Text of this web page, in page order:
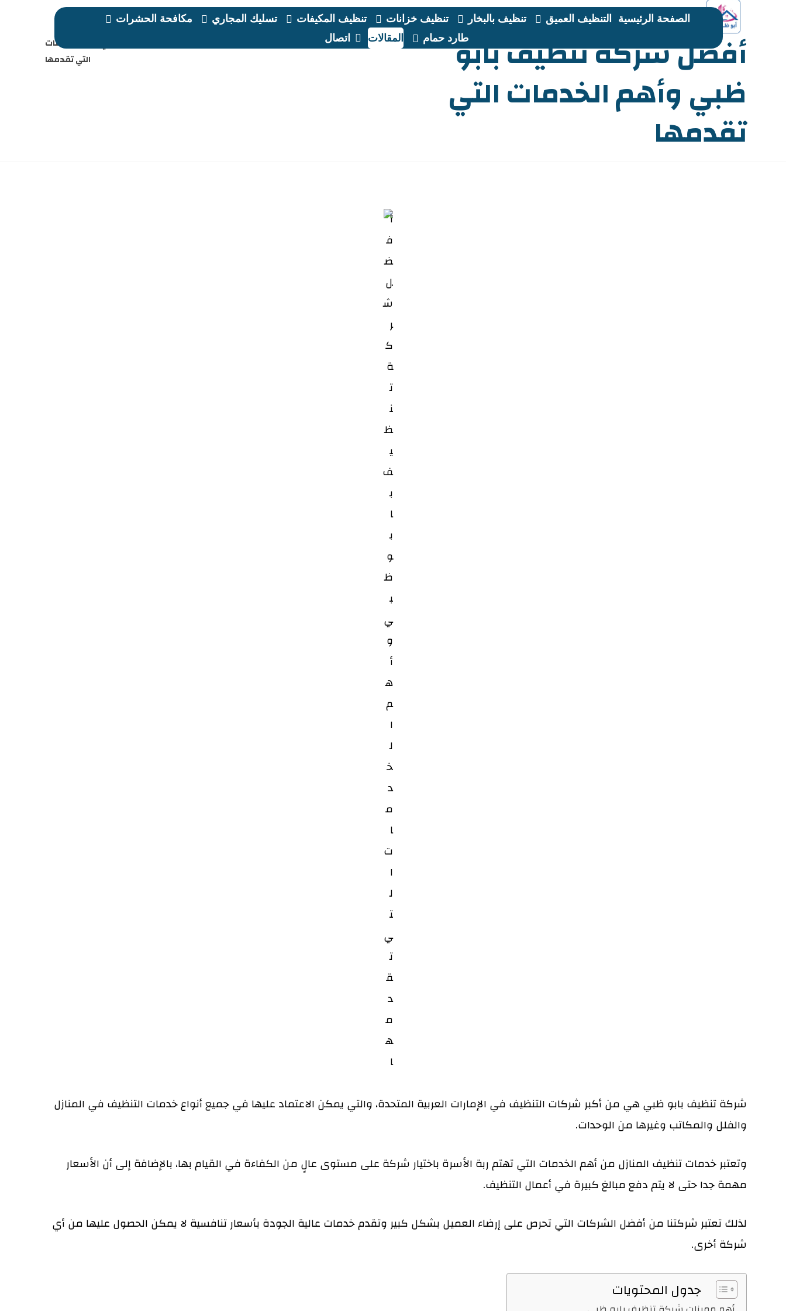
الصفحة الرئيسية التنظيف العميق تنظيف بالبخار تنظيف خزانات تنظيف المكيفات تسليك المجاري
مكافحة الحشرات
طارد حمام
المقالات اتصال أفضل شركة تنظيف بابو
ظبي وأهم الخدمات التي
تقدمها
المقالات
أفضل شركة تنظيف بابو ظبي وأهم الخدمات
التي تقدمها
شركة تنظيف بابو ظبي هي من أكبر شركات التنظيف في الإمارات العربية المتحدة، والتي يمكن الاعتماد عليها في جميع أنواع خدمات التنظيف في المنازل
والفلل والمكاتب وغيرها من الوحدات.
وتعتبر خدمات تنظيف المنازل من أهم الخدمات التي تهتم ربة الأسرة باختيار شركة على مستوى عالٍ من الكفاءة في القيام بها، بالإضافة إلى أن الأسعار
مهمة جدا حتى لا يتم دفع مبالغ كبيرة في أعمال التنظيف.
لذلك تعتبر شركتنا من أفضل الشركات التي تحرص على إرضاء العميل بشكل كبير وتقدم خدمات عالية الجودة بأسعار تنافسية لا يمكن الحصول عليها من أي
شركة أخرى.
جدول المحتويات